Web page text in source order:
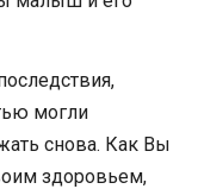
могли
снова. Как Вы
здоровьем,